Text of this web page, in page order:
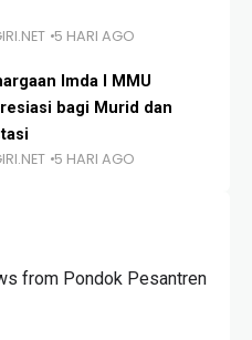
5 HARI AGO
Imda I MMU
bagi Murid dan
5 HARI AGO
from Pondok Pesantren